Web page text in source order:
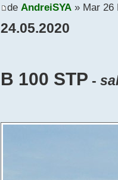
de AndreiSYA» Mar 26
24.05.2020
B 100 STP -